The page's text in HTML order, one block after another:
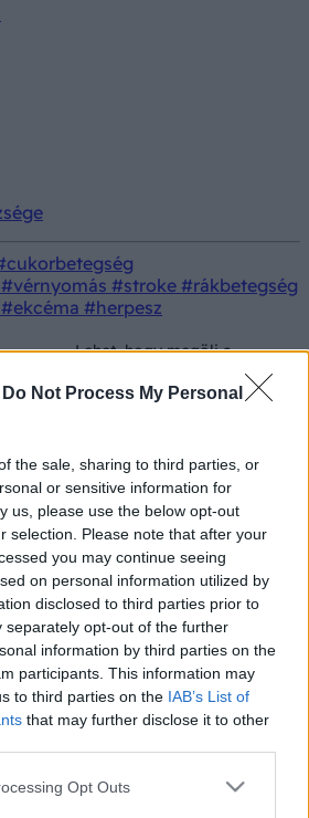
Do Not Process My Personal
the sale, sharing to third parties, or
or sensitive information for
us, please use the below opt-out
selection. Please note that after your
you may continue seeing
on personal information utilized by
disclosed to third parties prior to
separately opt-out of the further
information by third parties on the
participants. This information may
to third parties on the IAB’s List of
that may further disclose it to other
app uses one or more Google
Opt Outs
#vérnyomás #stroke #rákbetegség
#ekcéma #herpesz
Lehet, hogy megöli a
kávéfőzője? Baj lehet, ha
ilyen gép adja a reggeli
a kávéfőzője?
ilyen gép adja a